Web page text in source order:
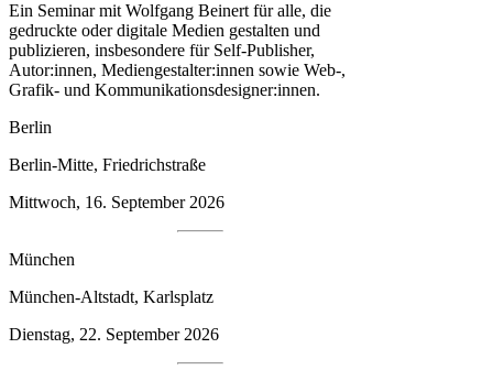
Ein Seminar mit Wolfgang Beinert für alle, die
gedruckte oder digitale Medien gestalten und
publizieren, insbesondere für Self-Publisher,
Autor:innen, Medien­gestalter:innen sowie Web-,
Grafik- und Kommunikationsdesigner:innen.
Berlin
Berlin-Mitte, Friedrichstraße
Mittwoch, 16. September 2026
München
München-Altstadt, Karlsplatz
Dienstag, 22. September 2026